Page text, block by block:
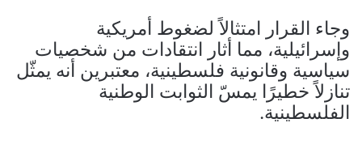
وجاء القرار امتثالاً لضغوط أمريكية
وإسرائيلية، مما أثار انتقادات من شخصيات
سياسية وقانونية فلسطينية، معتبرين أنه يمثّل
تنازلاً خطيرًا يمسّ الثوابت الوطنية
الفلسطينية.